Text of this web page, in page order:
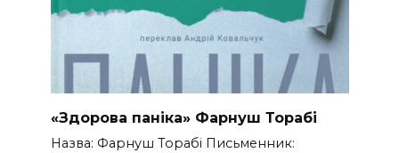
«Здорова паніка» Фарнуш Торабі
Назва: Фарнуш Торабі Письменник: